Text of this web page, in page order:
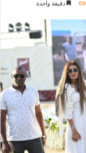
دقيقة واحدة